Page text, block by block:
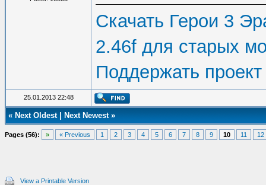
Скачать Герои 3
2.46f для старых
Поддержать проект
25.01.2013 22:48
« Next Oldest| Next Newest»
Pages (56): » « Previous 1 2 3 4 5 6 7 8 9 10 11 12
View a Printable Version